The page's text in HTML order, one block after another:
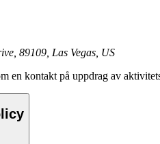
89109, Las Vegas, US
en kontakt på uppdrag av